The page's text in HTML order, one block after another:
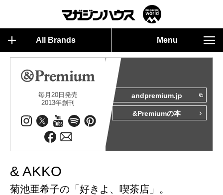
All Brands Menu
毎月20日発売
2013年創刊
andpremium.jp
&Premiumの本
& AKKO
菊池亜希子の「好きよ、喫茶店」。